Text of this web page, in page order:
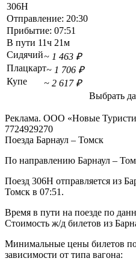
306Н
Отправление: 20:30
Прибытие: 07:51
В пути 11ч 21м
Сидячий~ 1 463 ₽
Плацкарт~ 1 706 ₽
Купе
~ 2 617 ₽
Выбрать
Реклама. ООО «Новые
7724929270
Поезда Барнаул – Томск
По направлению Барнаул –
Поезд 306Н отправляется из
Томск в 07:51.
Время в пути на поезде по
Стоимость ж/д билетов из
Минимальные цены билетов
зависимости от типа вагона: